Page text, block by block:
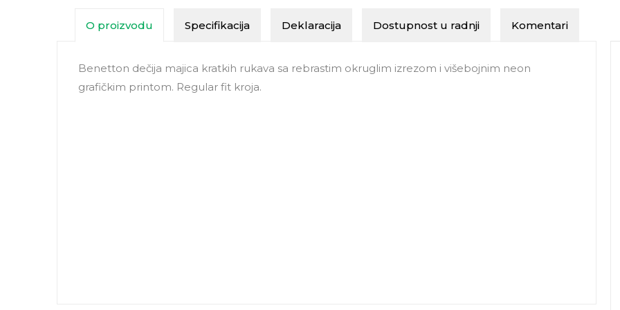
O proizvodu Specifikacija Deklaracija Dostupnost u radnji Komentari
Benetton dečija majica kratkih rukava sa rebrastim okruglim izrezom i višebojnim neon
grafičkim printom. Regular fit kroja.